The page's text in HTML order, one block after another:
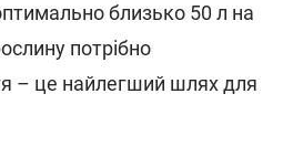
близько 50 л на
потрібно
– це найлегший шлях для